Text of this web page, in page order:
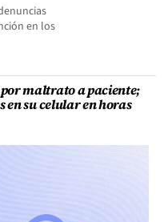
en los
por maltrato a paciente;
en su celular en horas